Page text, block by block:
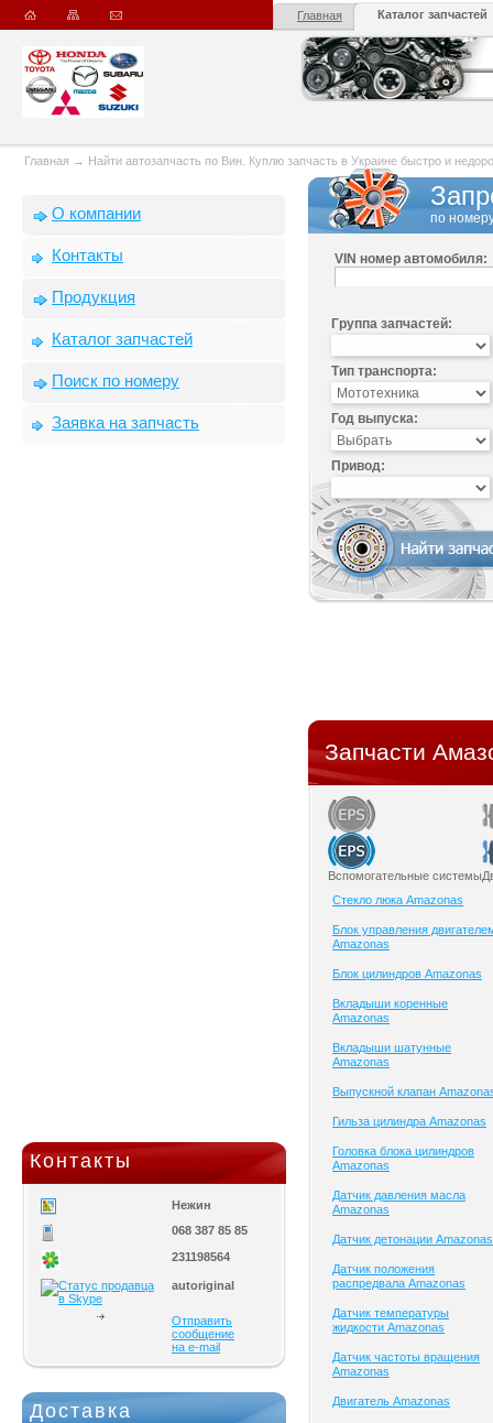
Главная Каталог запчастей
Главная → Найти автозапчасть по Вин. Куплю запчасть в Украине быстро и
О компании
Контакты
Продукция
Каталог запчастей
Поиск по номеру
Заявка на запчасть
Контакты
Нежин
068 387 85 85
231198564
autoriginal
Отправить
сообщение
на e-mail
Доставка
по
VIN номер автомобиля:
Группа запчастей:
Тип транспорта:
Год выпуска:
Привод:
Запчасти
Вспомогательные системы
Cтекло люка Amazonas
Блок управления
Amazonas
Блок цилиндров Amazonas
Вкладыши коренные
Amazonas
Вкладыши шатунные
Amazonas
Выпускной клапан
Гильза цилиндра Amazonas
Головка блока цилиндров
Amazonas
Датчик давления масла
Amazonas
Датчик детонации Amazonas
Датчик положения
распредвала Amazonas
Датчик температуры
жидкости Amazonas
Датчик частоты вращения
Amazonas
Двигатель Amazonas